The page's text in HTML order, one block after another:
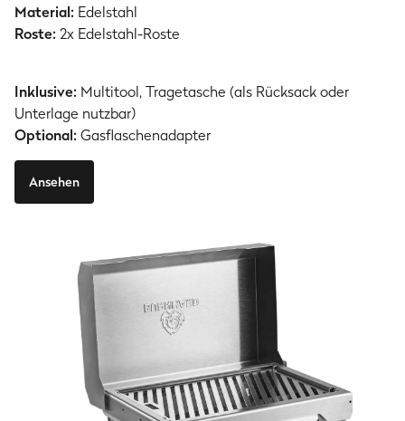
Material: Edelstahl
Roste: 2x Edelstahl-Roste
Inklusive: Multitool, Tragetasche (als Rücksack oder
Unterlage nutzbar)
Optional: Gasflaschenadapter
Ansehen